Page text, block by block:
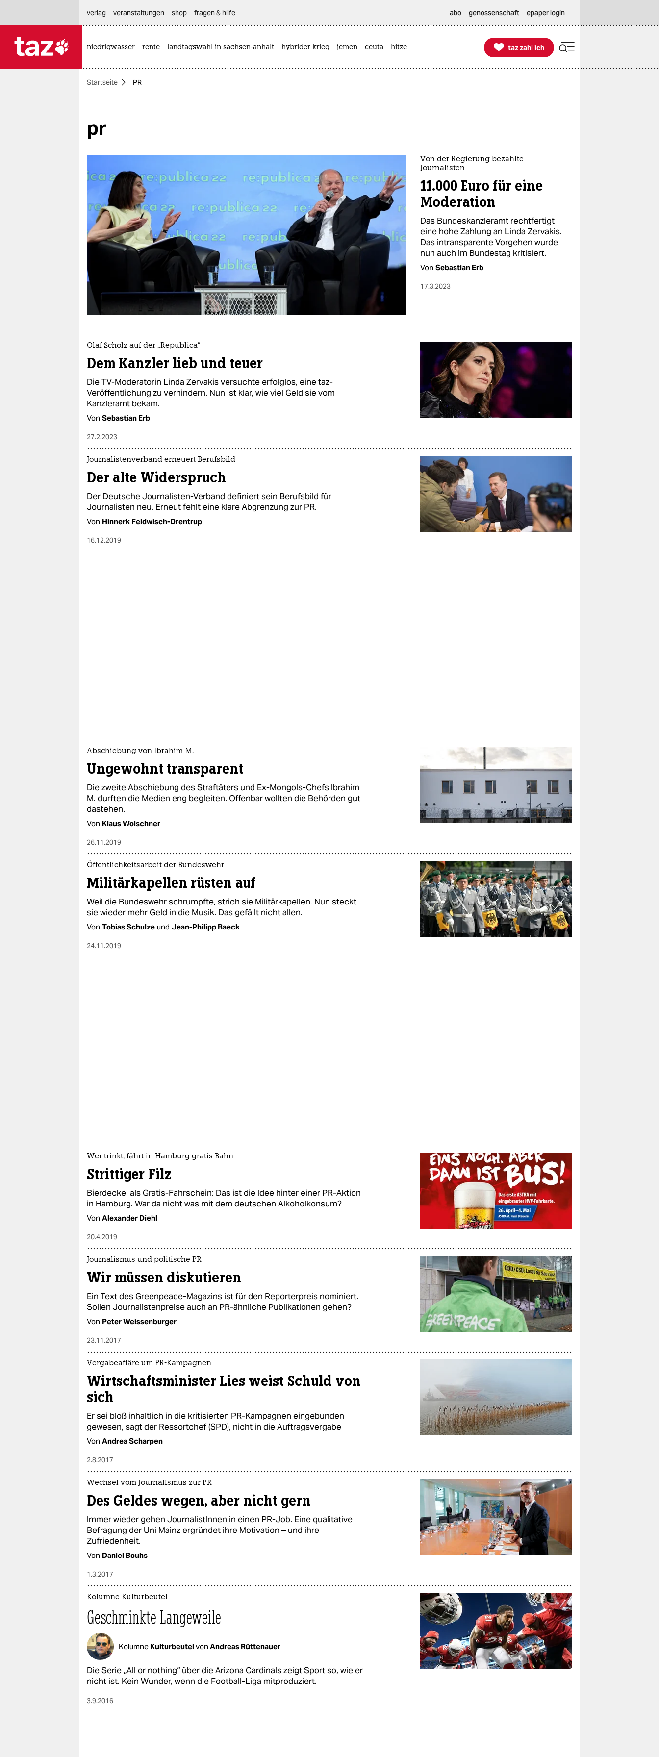
themen
öko
gesellschaft
kultur
sport
berlin
nord
wahrheit
verlag
verlag
shop
fragen & hilfe
unterstützen
abo
genossenschaft
epaper login
verlag
veranstaltungen shop fragen & hilfe abo genossenschaft epaper login
niedrigwasser rente landtagswahl in sachsen-anhalt hybrider krieg jemen ceuta hitze 
taz zahl ich
taz zahl ich
Startseite PR
pr
Von der Regierung bezahlte
Journalisten
11.000 Euro für eine
Moderation
Das Bundeskanzleramt rechtfertigt
eine hohe Zahlung an Linda Zervakis.
Das intransparente Vorgehen wurde
nun auch im Bundestag kritisiert.
Von Sebastian Erb
17.3.2023
Olaf Scholz auf der „Republica“
Dem Kanzler lieb und teuer
Die TV-Moderatorin Linda Zervakis versuchte erfolglos, eine taz-
Veröffentlichung zu verhindern. Nun ist klar, wie viel Geld sie vom
Kanzleramt bekam.
Von Sebastian Erb
27.2.2023
Journalistenverband erneuert Berufsbild
Der alte Widerspruch
Der Deutsche Journalisten-Verband definiert sein Berufsbild für
Journalisten neu. Erneut fehlt eine klare Abgrenzung zur PR.
Von Hinnerk Feldwisch-Drentrup
16.12.2019
Abschiebung von Ibrahim M.
Ungewohnt transparent
Die zweite Abschiebung des Straftäters und Ex-Mongols-Chefs Ibrahim
M. durften die Medien eng begleiten. Offenbar wollten die Behörden gut
dastehen.
Von Klaus Wolschner
26.11.2019
Öffentlichkeitsarbeit der Bundeswehr
Militärkapellen rüsten auf
Weil die Bundeswehr schrumpfte, strich sie Militärkapellen. Nun steckt
sie wieder mehr Geld in die Musik. Das gefällt nicht allen.
Von Tobias Schulze und Jean-Philipp Baeck
24.11.2019
Wer trinkt, fährt in Hamburg gratis Bahn
Strittiger Filz
Bierdeckel als Gratis-Fahrschein: Das ist die Idee hinter einer PR-Aktion
in Hamburg. War da nicht was mit dem deutschen Alkoholkonsum?
Von Alexander Diehl
20.4.2019
Journalismus und politische PR
Wir müssen diskutieren
Ein Text des Greenpeace-Magazins ist für den Reporterpreis nominiert.
Sollen Journalistenpreise auch an PR-ähnliche Publikationen gehen?
Von Peter Weissenburger
23.11.2017
Vergabeaffäre um PR-Kampagnen
Wirtschaftsminister Lies weist Schuld von
sich
Er sei bloß inhaltlich in die kritisierten PR-Kampagnen eingebunden
gewesen, sagt der Ressortchef (SPD), nicht in die Auftragsvergabe
Von Andrea Scharpen
2.8.2017
Wechsel vom Journalismus zur PR
Des Geldes wegen, aber nicht gern
Immer wieder gehen JournalistInnen in einen PR-Job. Eine qualitative
Befragung der Uni Mainz ergründet ihre Motivation – und ihre
Zufriedenheit.
Von Daniel Bouhs
1.3.2017
Kolumne Kulturbeutel
Geschminkte Langeweile
Kolumne Kulturbeutelvon Andreas Rüttenauer
Die Serie „All or nothing“ über die Arizona Cardinals zeigt Sport so, wie er
nicht ist. Kein Wunder, wenn die Football-Liga mitproduziert.
3.9.2016